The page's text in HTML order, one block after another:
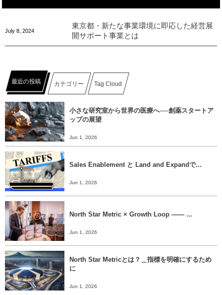
July 8 2024
東京都・新たな事業環境に即応した経営展
開サポート事業とは
最近の投稿 カテゴリー Tag Cloud
小さな研究室から世界の医療へ──創薬スタートア
ップの展望
Jun 1, 2026
Sales Enablement と Land and Expandで...
Jun 1, 2026
North Star Metric × Growth Loop ―― ...
Jun 1, 2026
North Star Metricとは？＿指標を明確にするため
に
Jun 1, 2026